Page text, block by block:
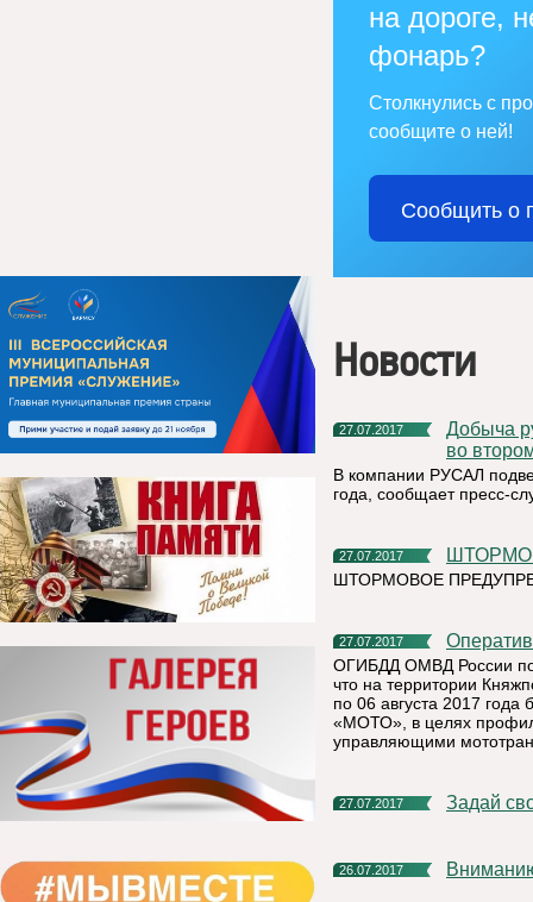
на дороге,
фонарь?
Столкнулись с
сообщите о ней!
Сообщить о
Новости
27.07.2017
Добыча руды на предприятии «Боксит Тимана» увеличилась
во
В компании РУСАЛ
года, сообщает пресс-
27.07.2017
ШТОРМОВОЕ
27.07.2017
ОГИБДД ОМВД России по
что на территории
по 06 августа 2017 года
«МОТО», в целях
управляющими
27.07.2017 Задай
26.07.2017